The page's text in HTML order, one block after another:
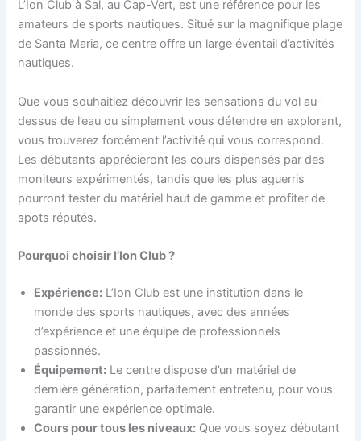
L’Ion Club à Sal, au Cap-Vert, est une référence pour les
amateurs de sports nautiques. Situé sur la magnifique plage
de Santa Maria, ce centre offre un large éventail d’activités
nautiques.
Que vous souhaitiez découvrir les sensations du vol au-
dessus de l’eau ou simplement vous détendre en explorant,
vous trouverez forcément l’activité qui vous correspond.
Les débutants apprécieront les cours dispensés par des
moniteurs expérimentés, tandis que les plus aguerris
pourront tester du matériel haut de gamme et profiter de
spots réputés.
Pourquoi choisir l’Ion Club ?
Expérience: L’Ion Club est une institution dans le
monde des sports nautiques, avec des années
d’expérience et une équipe de professionnels
passionnés.
Équipement: Le centre dispose d’un matériel de
dernière génération, parfaitement entretenu, pour vous
garantir une expérience optimale.
Cours pour tous les niveaux: Que vous soyez débutant